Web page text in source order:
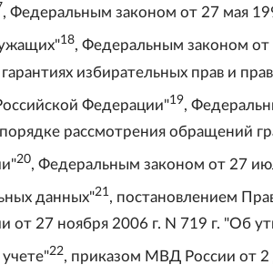
, Федеральным законом от 27 мая
18, Федеральным законом
избирательных прав и
Федерации"19 ,
рассмотрения обращений
20, Федеральным законом от 27
данных"21, постановлением
от 27 ноября 2006 г. N 719 г. "Об
22, приказом МВД России от